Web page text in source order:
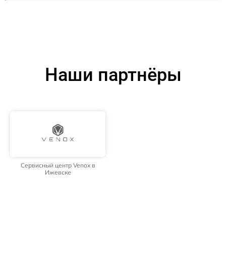
Наши партнёры
Сервисный центр Venox в
Ижевске